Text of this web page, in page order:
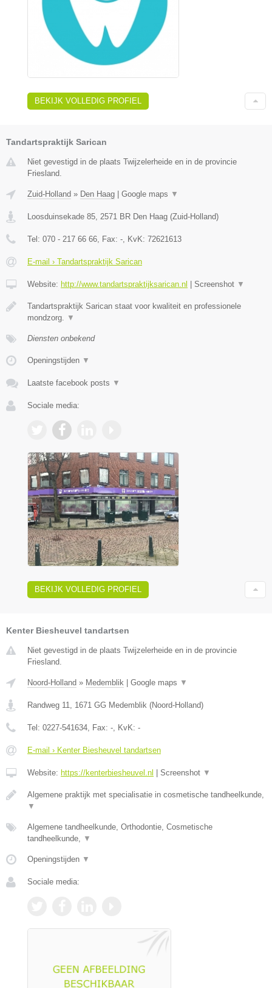
BEKIJK VOLLEDIG PROFIEL
Tandartspraktijk Sarican
Niet gevestigd in de plaats Twijzelerheide en in de provincie
Friesland.
Zuid-Holland » Den Haag Google maps ▼
Loosduinsekade 85, 2571 BR Den Haag (Zuid-Holland)
Tel: 070 - 217 66 66, Fax: -, KvK: 72621613
E-mail › Tandartspraktijk Sarican
Website: http://www.tandartspraktijksarican.nl Screenshot ▼
Tandartspraktijk Sarican staat voor kwaliteit en professionele
mondzorg. ▼
Diensten onbekend
Openingstijden ▼
Laatste facebook posts ▼
Sociale media:
BEKIJK VOLLEDIG PROFIEL
Kenter Biesheuvel tandartsen
Niet gevestigd in de plaats Twijzelerheide en in de provincie
Friesland.
Noord-Holland » Medemblik | Google maps ▼
Randweg 11 1671 GG Medemblik (Noord-Holland)
Tel: 0227-541634 , Fax: - , KvK: -
E-mail › Kenter Biesheuvel tandartsen
Website: https://kenterbiesheuvel.nl | Screenshot ▼
Algemene praktijk met specialisatie in cosmetische tandheelkunde,
▼
Algemene tandheelkunde, Orthodontie, Cosmetische
tandheelkunde,
▼
Openingstijden ▼
Sociale media: